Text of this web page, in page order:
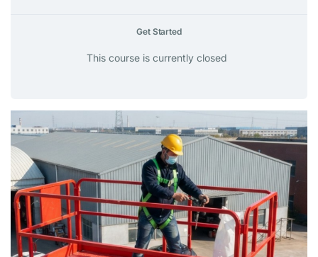
Get Started
This course is currently closed